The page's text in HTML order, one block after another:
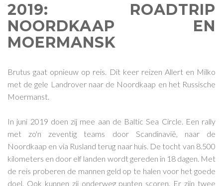
2019: ROADTRIP
NOORDKAAP EN
MOERMANSK
Brutus gaat opnieuw op reis. Dit keer reizen Allert en Milko
met de gele Landrover naar de Noordkaap en het Russische
Moermanst.
In juni 2019 doen zij mee aan de Baltic Sea Circle. Een rally
met zo'n zeventig teams door Scandinavië, naar de
Noordkaap en via Rusland terug naar huis. De tocht van 8.500
kilometers en door elf landen wordt gereden in 18 dagen. Met
de reis proberen de mannen geld op te halen voor het goede
doel. Ook kunnen zij onderweg punten scoren. Er zijn twee